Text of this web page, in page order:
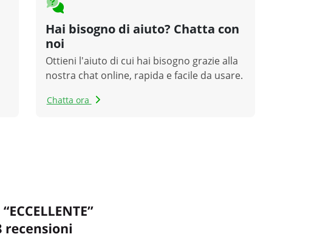
Hai bisogno di aiuto? Chatta con
noi
Ottieni l'aiuto di cui hai bisogno grazie alla
nostra chat online, rapida e facile da usare.
Chatta ora